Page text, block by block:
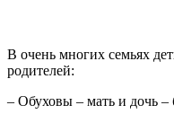
В очень многих семьях
родителей:
– Обуховы – мать и дочь –